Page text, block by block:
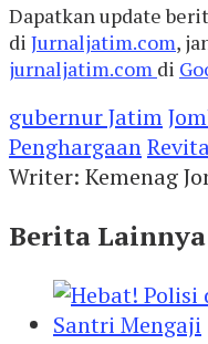
Dapatkan update
di Jurnaljatim.com,
jurnaljatim.com di
gubernur Jatim
Penghargaan
Writer: Kemenag
Berita Lainnya